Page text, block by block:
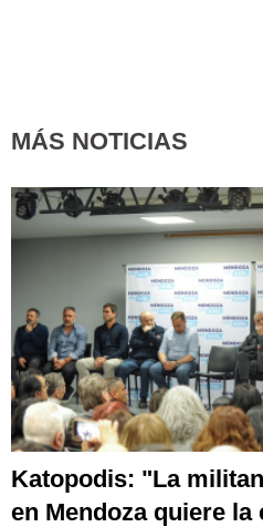
MÁS NOTICIAS
Katopodis: "La
en Mendoza quiere